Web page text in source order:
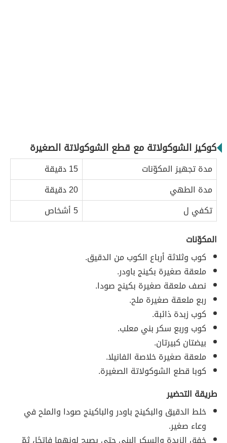
كوكيز الشوكولاتة مع قطع الشوكولاتة الصغيرة
مدة تجهيز المكوّنات
15 دقيقة
مدة الطهي
20 دقيقة
تكفي ل
5 أشخاص
المكوّنات
كوب وثلاثة أرباع الكوب من الدقيق.
ملعقة صغيرة بكينج باودر.
نصف ملعقة صغيرة بكينج صودا.
ربع ملعقة صغيرة ملح.
كوب زبدة ذائبة.
كوب وربع سكر بني معلب.
بيضتان كبيرتان.
ملعقة صغيرة خلاصة الفانيلا.
كوبا قطع الشوكولاتة الصغيرة.
طريقة التحضير
خلط الدقيق والبكينج باودر والباكينج صودا والملح في
وعاء صغير.